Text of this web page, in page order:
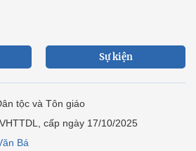
Sự kiện
tộc và Tôn giáo
cấp ngày 17/10/2025
Bá